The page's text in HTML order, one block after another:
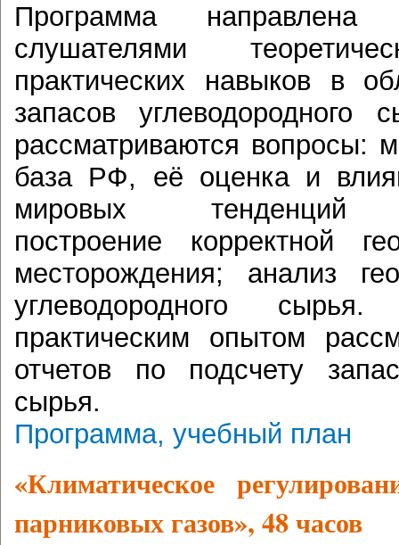
Программа направлена
слушателями
практических навыков в
запасов углеводородного
рассматриваются вопросы:
база РФ, её оценка и
мировых тенденций
построение корректной
месторождения; анализ
углеводородного
практическим опытом
отчетов по подсчету
сырья.
Программа, учебный план
«Климатическое
парниковых газов», 48 часов